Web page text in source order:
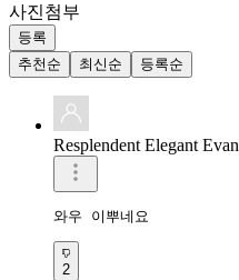
사진첨부
등록
추천순
최신순 등록순
Resplendent Elegant Evan
와우 이뿌네요
2